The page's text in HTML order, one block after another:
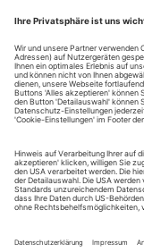
Ereignisse
Jahr mit einem
August.
Sie erhalten
heute und können
das ePaper-Archiv
theaterverlag.de
Das Abonnement
verlängert sich
es nicht vom
Bestellungen“ auf